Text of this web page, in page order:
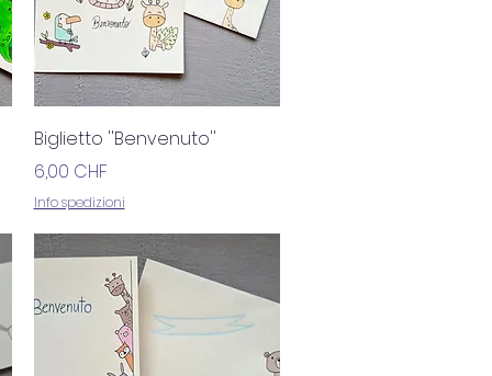
Vista rapida
Biglietto ''Benvenuto''
Prezzo
6,00 CHF
Info spedizioni